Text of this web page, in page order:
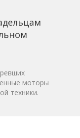
моторы
техники.